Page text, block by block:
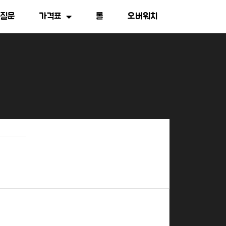
문 가격표 롤 오버워치